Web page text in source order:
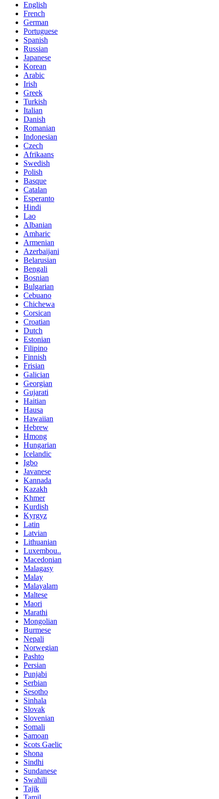
English
French
German
Portuguese
Spanish
Russian
Japanese
Korean
Arabic
Irish
Greek
Turkish
Italian
Danish
Romanian
Indonesian
Czech
Afrikaans
Swedish
Polish
Basque
Catalan
Esperanto
Hindi
Lao
Albanian
Amharic
Armenian
Azerbaijani
Belarusian
Bengali
Bosnian
Bulgarian
Cebuano
Chichewa
Corsican
Croatian
Dutch
Estonian
Filipino
Finnish
Frisian
Galician
Georgian
Gujarati
Haitian
Hausa
Hawaiian
Hebrew
Hmong
Hungarian
Icelandic
Igbo
Javanese
Kannada
Kazakh
Khmer
Kurdish
Kyrgyz
Latin
Latvian
Lithuanian
Luxembou..
Macedonian
Malagasy
Malay
Malayalam
Maltese
Maori
Marathi
Mongolian
Burmese
Nepali
Norwegian
Pashto
Persian
Punjabi
Serbian
Sesotho
Sinhala
Slovak
Slovenian
Somali
Samoan
Scots Gaelic
Shona
Sindhi
Sundanese
Swahili
Tajik